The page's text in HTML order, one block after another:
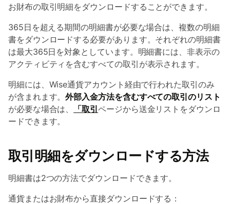
お財布の取引明細をダウンロードすることができます。
365日を超える期間の明細書が必要な場合は、複数の明細
書をダウンロードする必要があります。それぞれの明細書
は最大365日を対象としています。明細書には、非表示の
アクティビティを含むすべての取引が表示されます。
明細には、Wise通貨アカウント経由で行われた取引のみ
が含まれます。外部入金方法を含むすべての取引のリスト
が必要な場合は、
「取引ページから送金リストをダウンロ
ードできます。
取引明細をダウンロードする方法
明細書は2つの方法でダウンロードできます。
通貨またはお財布から直接ダウンロードする：